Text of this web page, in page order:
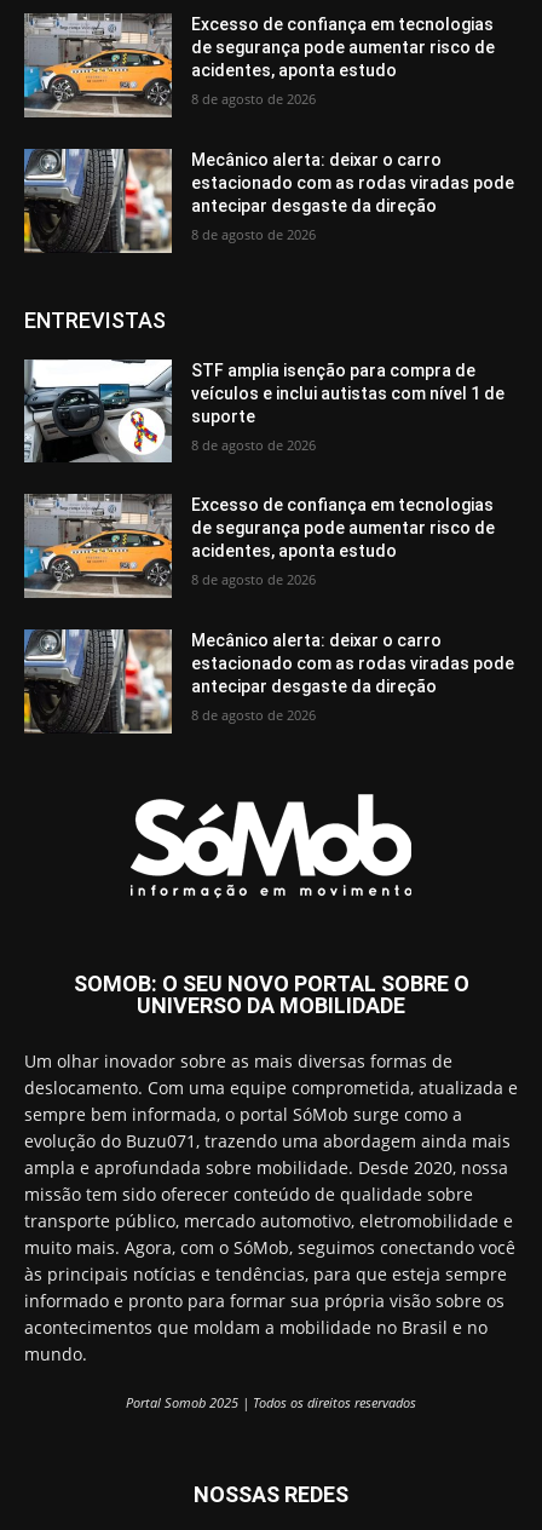
Excesso de confiança em tecnologias
de segurança pode aumentar risco de
acidentes, aponta estudo
8 de agosto de 2026
Mecânico alerta: deixar o carro
estacionado com as rodas viradas pode
antecipar desgaste da direção
8 de agosto de 2026
ENTREVISTAS
STF amplia isenção para compra de
veículos e inclui autistas com nível 1 de
suporte
8 de agosto de 2026
Excesso de confiança em tecnologias
de segurança pode aumentar risco de
acidentes, aponta estudo
8 de agosto de 2026
Mecânico alerta: deixar o carro
estacionado com as rodas viradas pode
antecipar desgaste da direção
8 de agosto de 2026
SOMOB: O SEU NOVO PORTAL SOBRE O
UNIVERSO DA MOBILIDADE
Um olhar inovador sobre as mais diversas formas de
deslocamento. Com uma equipe comprometida, atualizada e
sempre bem informada, o portal SóMob surge como a
evolução do Buzu071, trazendo uma abordagem ainda mais
ampla e aprofundada sobre mobilidade. Desde 2020, nossa
missão tem sido oferecer conteúdo de qualidade sobre
transporte público, mercado automotivo, eletromobilidade e
muito mais. Agora, com o SóMob, seguimos conectando você
às principais notícias e tendências, para que esteja sempre
informado e pronto para formar sua própria visão sobre os
acontecimentos que moldam a mobilidade no Brasil e no
mundo.
Portal Somob 2025 | Todos os direitos reservados
NOSSAS REDES